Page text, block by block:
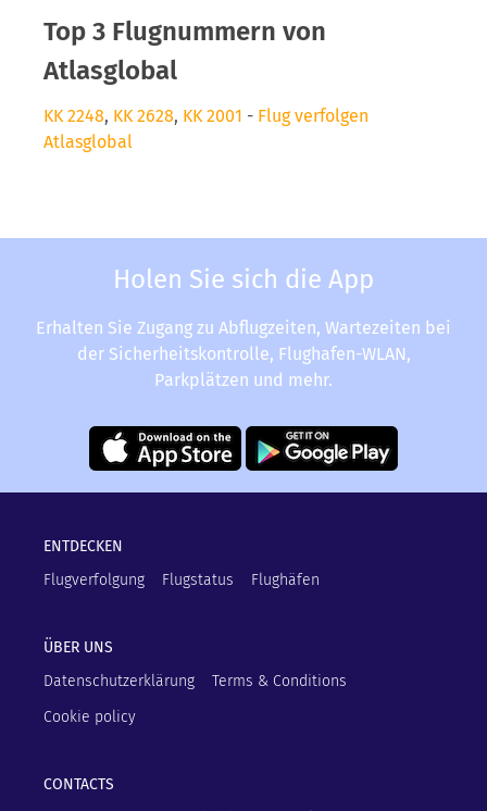
Top 3 Flugnummern von
Atlasglobal
KK 2248, KK 2628, KK 2001 - Flug verfolgen
Atlasglobal
Holen Sie sich die App
Erhalten Sie Zugang zu Abflugzeiten, Wartezeiten bei
der Sicherheitskontrolle, Flughafen-WLAN,
Parkplätzen und mehr.
ENTDECKEN
Flugverfolgung
Flugstatus Flughäfen
ÜBER UNS
Datenschutzerklärung
Terms & Conditions
Cookie policy
CONTACTS